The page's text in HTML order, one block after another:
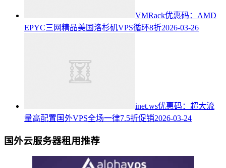
VMRack优惠码：AMD
EPYC三网精品美国洛杉矶VPS循环8折2026-03-26
inet.ws优惠码：超大流
量高配置国外VPS全场一律7.5折促销2026-03-24
国外云服务器租用推荐